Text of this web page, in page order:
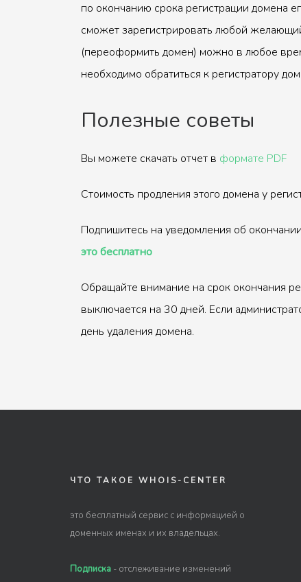
по окончанию срока регистрации домена
сможет зарегистрировать любой
(переоформить домен) можно в любое
необходимо обратиться к регистратору
Полезные советы
Вы можете скачать отчет в формате PDF
Стоимость продления этого домена у
Подпишитесь на уведомления об
это бесплатно
Обращайте внимание на срок окончания
выключается на 30 дней. Если
день удаления домена.
ЧТО ТАКОЕ WHOIS-CENTER
это бесплатный сервис с информацией о
доменных именах и их владельцах.
Подписка - отслеживание изменений